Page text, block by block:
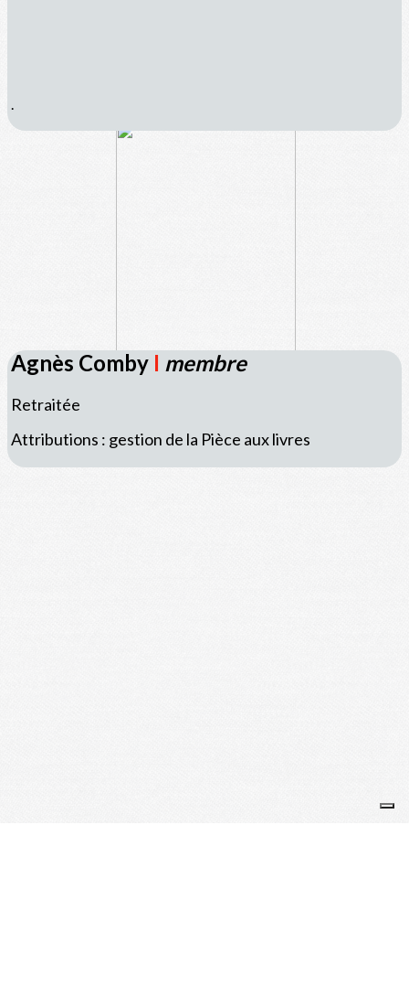
.
Agnès Comby I membre
Retraitée
Attributions : gestion de la Pièce aux livres